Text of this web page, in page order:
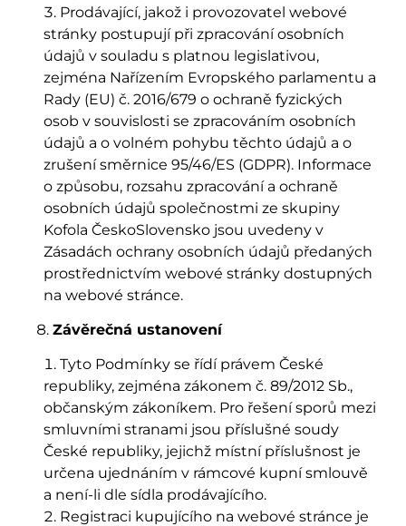
Prodávající, jakož i provozovatel webové
stránky postupují při zpracování osobních
údajů v souladu s platnou legislativou,
zejména Nařízením Evropského parlamentu a
Rady (EU) č. 2016/679 o ochraně fyzických
osob v souvislosti se zpracováním osobních
údajů a o volném pohybu těchto údajů a o
zrušení směrnice 95/46/ES (GDPR). Informace
o způsobu, rozsahu zpracování a ochraně
osobních údajů společnostmi ze skupiny
Kofola ČeskoSlovensko jsou uvedeny v
Zásadách ochrany osobních údajů předaných
prostřednictvím webové stránky dostupných
na webové stránce.
Závěrečná ustanovení
Tyto Podmínky se řídí právem České
republiky, zejména zákonem č. 89/2012 Sb.,
občanským zákoníkem. Pro řešení sporů mezi
smluvními stranami jsou příslušné soudy
České republiky, jejichž místní příslušnost je
určena ujednáním v rámcové kupní smlouvě
a není-li dle sídla prodávajícího.
Registraci kupujícího na webové stránce je